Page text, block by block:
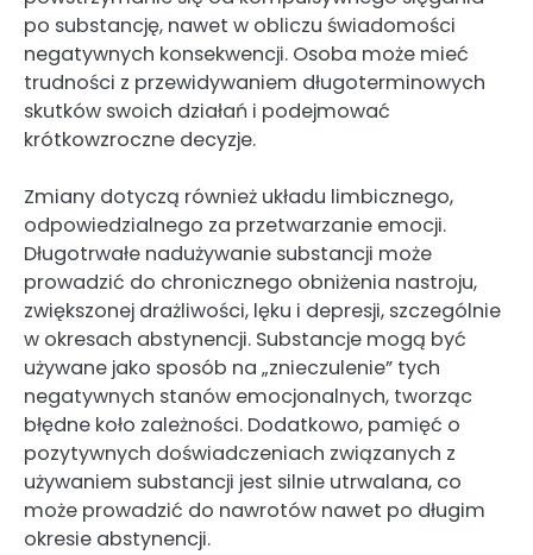
po substancję, nawet w obliczu świadomości
negatywnych konsekwencji. Osoba może mieć
trudności z przewidywaniem długoterminowych
skutków swoich działań i podejmować
krótkowzroczne decyzje.
Zmiany dotyczą również układu limbicznego,
odpowiedzialnego za przetwarzanie emocji.
Długotrwałe nadużywanie substancji może
prowadzić do chronicznego obniżenia nastroju,
zwiększonej drażliwości, lęku i depresji, szczególnie
w okresach abstynencji. Substancje mogą być
używane jako sposób na „znieczulenie” tych
negatywnych stanów emocjonalnych, tworząc
błędne koło zależności. Dodatkowo, pamięć o
pozytywnych doświadczeniach związanych z
używaniem substancji jest silnie utrwalana, co
może prowadzić do nawrotów nawet po długim
okresie abstynencji.